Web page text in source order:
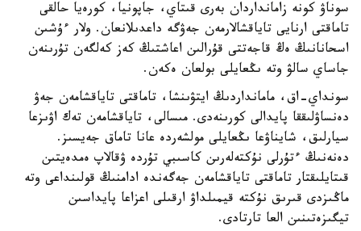
سوناۋ كونە زامانداردان بەرى قىتاي، جاپونيا، كورەيا حالقى
تاماقتى ارنايى تاياقشالارمەن جەۋگە داعدىلانعان. ولار ءۇشىن
اسحانانىڭ ەڭ قاجەتتى قۇرالىن اعاشتىڭ كەز كەلگەن تۇرىنەن
جاساي سالۋ وتە ىڭعايلى بولعان ەكەن.
سونداي-اق، مامانداردىڭ ايتۋىنشا، تاماقتى تاياقشامەن جەۋ
دەنساۋلىققا پايدالى كورىنەدى. مىسالى، تاياقشامەن تەك اۋىزعا
سيارلىق، شايناۋعا ىڭعايلى مولشەردە عانا تاماق جەيسىز.
دەنەنىڭ ءتۇرلى نۇكتەلەرىن كاسىبي تۇردە ۋقالاپ ەمدەيتىن
قىتايلىقتار تاماقتى تاياقشامەن جەگەندە ادامنىڭ قولىنداعى وتە
ماڭىزدى قىرىق نۇكتە قيمىلداۋ ارقىلى اعزاعا پايداسىن
تيگىزەتىنىن العا تارتادى.